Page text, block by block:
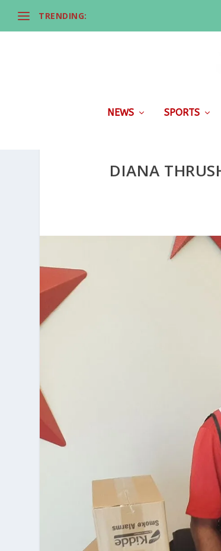
TRENDING:
NEWS SPORTS
DIANA